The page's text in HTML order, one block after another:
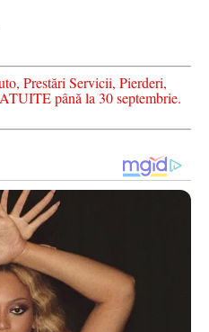
Prestări Servicii, Pierderi,
până la 30 septembrie.